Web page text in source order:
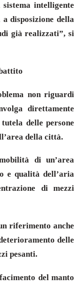
intelligente
disposizione della
già realizzati”, si
non riguardi
direttamente
delle persone
della città.
di un’area
e qualità dell’aria
di mezzi
riferimento anche
delle
pesanti.
del manto